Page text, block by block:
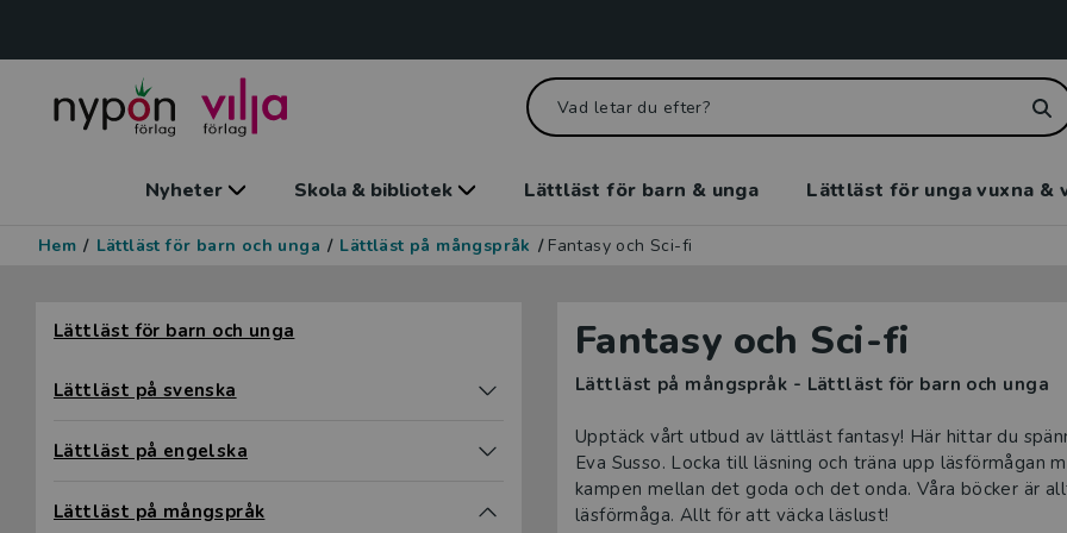
Nyheter Skola & bibliotek Lättläst för barn & unga Lättläst för unga vuxna &
Hem / Lättläst för barn och unga / Lättläst på mångspråk / Fantasy och Sci-fi
Lättläst för barn och unga
Lättläst på svenska
Lättläst på engelska
Lättläst på mångspråk
Fantasy och Sci-fi
Lättläst på mångspråk - Lättläst för barn och unga
Upptäck vårt utbud av lättläst fantasy! Här hittar du
Eva Susso. Locka till läsning och träna upp
kampen mellan det goda och det onda. Våra böcker är
läsförmåga. Allt för att väcka läslust!